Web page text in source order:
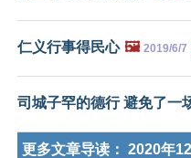
仁义行事得民心 🖼️ 2019/6/7
司城子罕的德行 避免了一
更多文章导读： 2020年